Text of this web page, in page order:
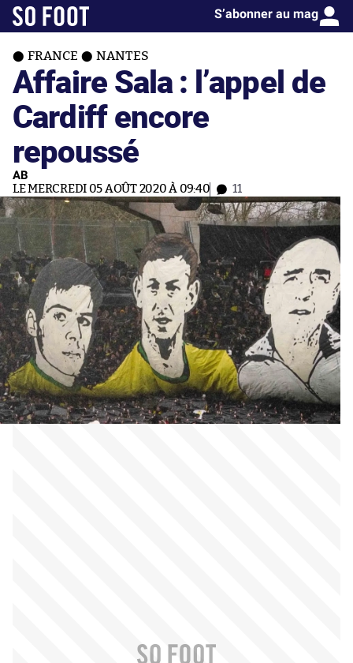
S’abonner au mag
FRANCE NANTES
Affaire Sala : l’appel de
Cardiff encore
repoussé
AB
LE MERCREDI 05 AOÛT 2020 À 09:40 11